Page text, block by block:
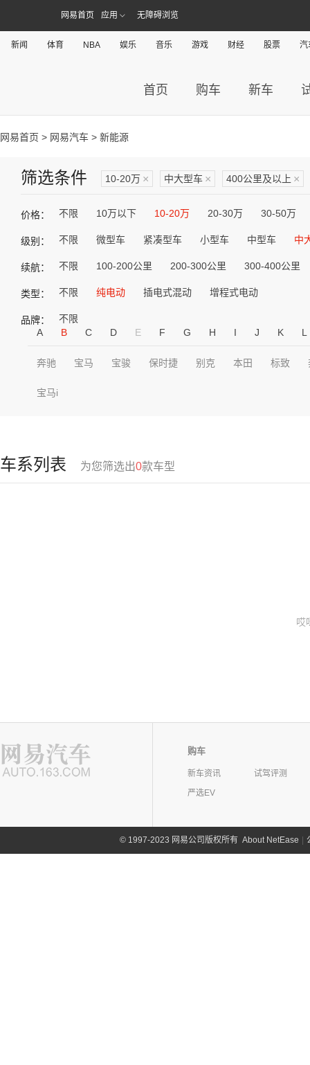
网易首页 应用 无障碍浏览
新闻 体育 NBA 娱乐 音乐 游戏 财经 股票 汽
首页 购车 新车
网易首页 > 网易汽车 > 新能源
筛选条件 10-20万 × 中大型车 × 400公里及以上 ×
价格： 不限 10万以下 10-20万 20-30万 30-50万
级别： 不限 微型车 紧凑型车 小型车 中型车 中
续航： 不限 100-200公里 200-300公里 300-400公里
类型： 不限 纯电动 插电式混动 增程式电动
品牌：
不限
A
B C D E F G H I J K L
奔驰 宝马 宝骏 保时捷 别克 本田 标致
宝马i
车系列表 为您筛选出0款车型
哎
购车
新车资讯
试驾评测
严选EV
©1997-2023 网易公司版权所有 About NetEase